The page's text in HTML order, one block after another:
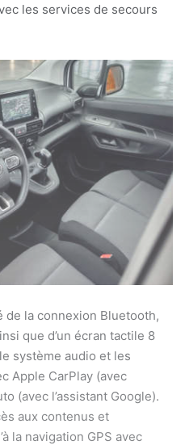
les services de secours
de la connexion Bluetooth,
que d’un écran tactile 8
système audio et les
Apple CarPlay (avec
(avec l’assistant Google).
aux contenus et
la navigation GPS avec